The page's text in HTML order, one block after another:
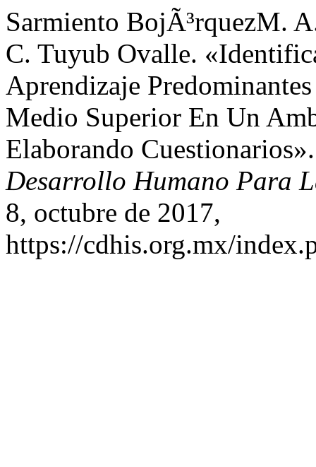
Sarmiento BojÃ³rquezM.
C. Tuyub Ovalle.
Aprendizaje
Medio Superior En Un
Elaborando
Desarrollo Humano Para
8, octubre de 2017,
https://cdhis.org.mx/